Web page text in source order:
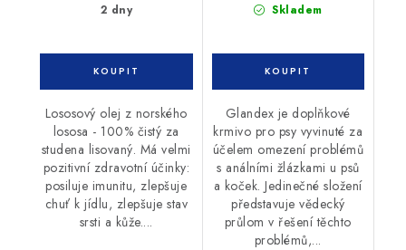
2 dny
Lososový olej z norského
lososa - 100% čistý za
studena lisovaný. Má velmi
pozitivní zdravotní účinky:
posiluje imunitu, zlepšuje
chuť k jídlu, zlepšuje stav
srsti a kůže....
Skladem
Glandex je doplňkové
krmivo pro psy vyvinuté za
účelem omezení problémů
s análními žlázkami u psů
a koček. Jedinečné složení
představuje vědecký
průlom v řešení těchto
problémů,...